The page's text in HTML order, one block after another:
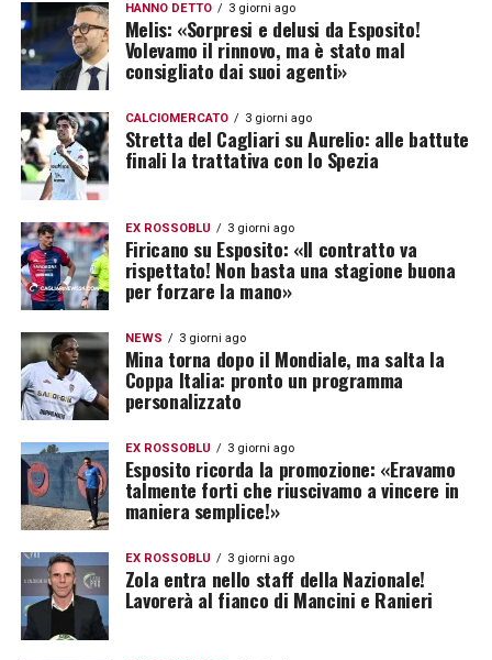
HANNO DETTO 3 giorni ago
Melis: «Sorpresi e delusi da Esposito!
Volevamo il rinnovo, ma è stato mal
consigliato dai suoi agenti»
CALCIOMERCATO 3 giorni ago
Stretta del Cagliari su Aurelio: alle battute
finali la trattativa con lo Spezia
EX ROSSOBLÙ 3 giorni ago
Firicano su Esposito: «Il contratto va
rispettato! Non basta una stagione buona
per forzare la mano»
NEWS 3 giorni ago
Mina torna dopo il Mondiale, ma salta la
Coppa Italia: pronto un programma
personalizzato
EX ROSSOBLÙ 3 giorni ago
Esposito ricorda la promozione: «Eravamo
talmente forti che riuscivamo a vincere in
maniera semplice!»
EX ROSSOBLÙ 3 giorni ago
Zola entra nello staff della Nazionale!
Lavorerà al fianco di Mancini e Ranieri